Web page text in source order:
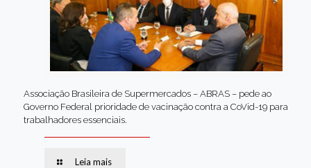
Associação Brasileira de Supermercados – ABRAS – pede ao
Governo Federal prioridade de vacinação contra a CoVid-19 para
trabalhadores essenciais.
Leia mais